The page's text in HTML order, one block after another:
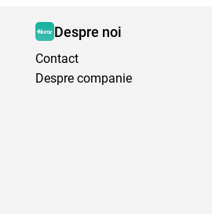
Despre noi
Contact
Despre companie